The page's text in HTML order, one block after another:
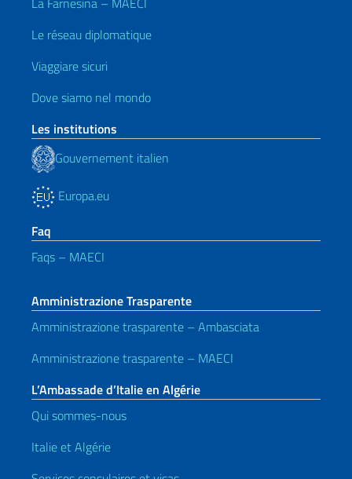
Le réseau diplomatique
Viaggiare sicuri
Dove siamo nel mondo
Les institutions
Gouvernement italien
Europa.eu
Faq
Faqs – MAECI
Amministrazione Trasparente
Amministrazione trasparente – Ambasciata
Amministrazione trasparente – MAECI
L’Ambassade d’Italie en Algérie
Qui sommes-nous
Italie et Algérie